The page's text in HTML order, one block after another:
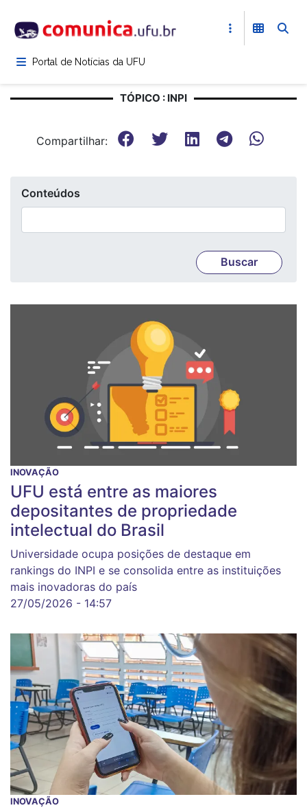
para
conteúdoPortal de Notícias da UFU
TÓPICO : INPI
Compartilhar:
Conteúdos
INOVAÇÃO
UFU está entre as maiores
depositantes de propriedade
intelectual do Brasil
Universidade ocupa posições de destaque em
rankings do INPI e se consolida entre as instituições
mais inovadoras do país
27/05/2026 - 14:57
INOVAÇÃO